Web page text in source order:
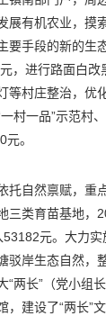
展有机农业，摸
要手段的新的生
，进行路面白改
等村庄整治，优
村一品”示范村
。
托自然禀赋，重
三类育苗基地，
元。大力
驳岸生态自然，
两长”（党小组
建设了“两长”